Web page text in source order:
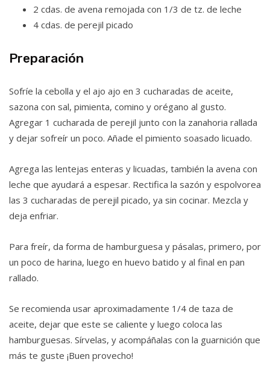
2 cdas. de avena remojada con 1/3 de tz. de leche
4 cdas. de perejil picado
Preparación
Sofríe la cebolla y el ajo ajo en 3 cucharadas de aceite,
sazona con sal, pimienta, comino y orégano al gusto.
Agregar 1 cucharada de perejil junto con la zanahoria rallada
y dejar sofreír un poco. Añade el pimiento soasado licuado.
Agrega las lentejas enteras y licuadas, también la avena con
leche que ayudará a espesar. Rectifica la sazón y espolvorea
las 3 cucharadas de perejil picado, ya sin cocinar. Mezcla y
deja enfriar.
Para freír, da forma de hamburguesa y pásalas, primero, por
un poco de harina, luego en huevo batido y al final en pan
rallado.
Se recomienda usar aproximadamente 1/4 de taza de
aceite, dejar que este se caliente y luego coloca las
hamburguesas. Sírvelas, y acompáñalas con la guarnición que
más te guste ¡Buen provecho!